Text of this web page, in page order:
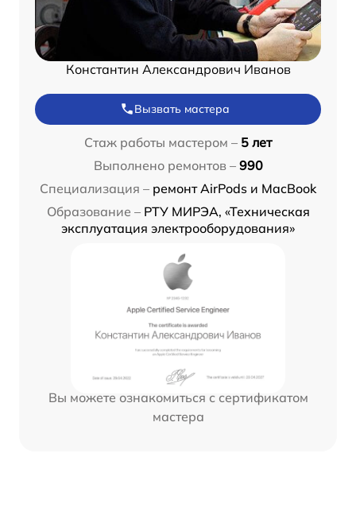
Константин Александрович Иванов
Вызвать мастера
Стаж работы мастером – 5 лет
Выполнено ремонтов – 990
Специализация – ремонт AirPods и MacBook
Образование – РТУ МИРЭА, «Техническая
эксплуатация электрооборудования»
Вы можете ознакомиться с сертификатом
мастера